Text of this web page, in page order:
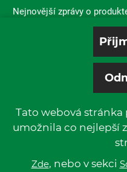
Nejnovější zprávy o
vaší
© 2019 P & L, spol.
Tato webová stránka
umožnila co nejlepší
Zde, nebo v sekci